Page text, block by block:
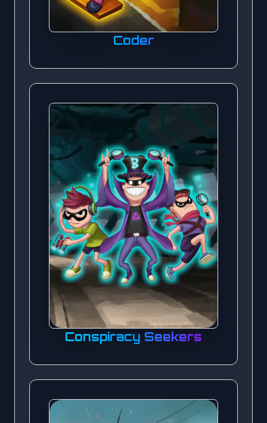
Coder
Conspiracy Seekers